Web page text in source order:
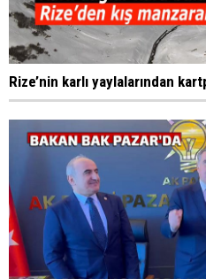
Rize’nin karlı yaylalarından